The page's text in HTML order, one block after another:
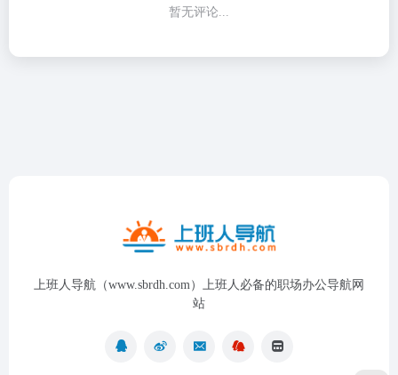
暂无评论...
上班人导航（www.sbrdh.com）上班人必备的职场办公导航网
站